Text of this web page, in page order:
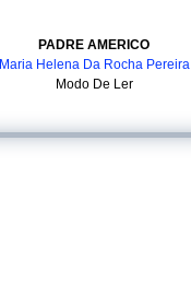
PADRE AMERICO
Maria Helena Da Rocha Pereira
Modo De Ler